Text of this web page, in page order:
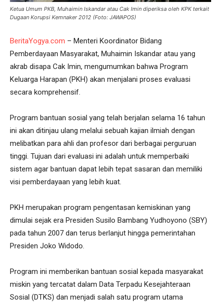
Ketua Umum PKB, Muhaimin Iskandar atau Cak Imin diperiksa oleh KPK terkait
Dugaan Korupsi Kemnaker 2012 (Foto: JAWAPOS)
BeritaYogya.com – Menteri Koordinator Bidang
Pemberdayaan Masyarakat, Muhaimin Iskandar atau yang
akrab disapa Cak Imin, mengumumkan bahwa Program
Keluarga Harapan (PKH) akan menjalani proses evaluasi
secara komprehensif.
Program bantuan sosial yang telah berjalan selama 16 tahun
ini akan ditinjau ulang melalui sebuah kajian ilmiah dengan
melibatkan para ahli dan profesor dari berbagai perguruan
tinggi. Tujuan dari evaluasi ini adalah untuk memperbaiki
sistem agar bantuan dapat lebih tepat sasaran dan memiliki
visi pemberdayaan yang lebih kuat.
PKH merupakan program pengentasan kemiskinan yang
dimulai sejak era Presiden Susilo Bambang Yudhoyono (SBY)
pada tahun 2007 dan terus berlanjut hingga pemerintahan
Presiden Joko Widodo.
Program ini memberikan bantuan sosial kepada masyarakat
miskin yang tercatat dalam Data Terpadu Kesejahteraan
Sosial (DTKS) dan menjadi salah satu program utama